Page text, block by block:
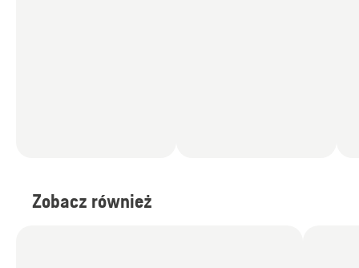
Zobacz również